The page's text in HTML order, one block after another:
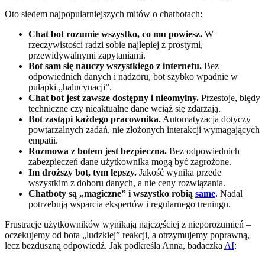
Oto siedem najpopularniejszych mitów o chatbotach:
Chat bot rozumie wszystko, co mu powiesz. W
rzeczywistości radzi sobie najlepiej z prostymi,
przewidywalnymi zapytaniami.
Bot sam się nauczy wszystkiego z internetu. Bez
odpowiednich danych i nadzoru, bot szybko wpadnie w
pułapki „halucynacji”.
Chat bot jest zawsze dostępny i nieomylny. Przestoje, błędy
techniczne czy nieaktualne dane wciąż się zdarzają.
Bot zastąpi każdego pracownika. Automatyzacja dotyczy
powtarzalnych zadań, nie złożonych interakcji wymagających
empatii.
Rozmowa z botem jest bezpieczna. Bez odpowiednich
zabezpieczeń dane użytkownika mogą być zagrożone.
Im droższy bot, tym lepszy. Jakość wynika przede
wszystkim z doboru danych, a nie ceny rozwiązania.
Chatboty są „magiczne” i wszystko robią same. Nadal
potrzebują wsparcia ekspertów i regularnego treningu.
Frustracje użytkowników wynikają najczęściej z nieporozumień –
oczekujemy od bota „ludzkiej” reakcji, a otrzymujemy poprawną,
lecz bezduszną odpowiedź. Jak podkreśla Anna, badaczka AI: